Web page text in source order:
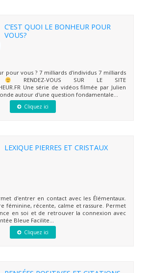
C’EST QUOI LE BONHEUR POUR
VOUS?
pour vous ? 7 milliards d'individus 7 milliards
RENDEZ-VOUS SUR LE SITE
Une série de vidéos filmée par Julien
autour d'une question fondamentale...
Cliquez ici
LEXIQUE PIERRES ET CRISTAUX
d'entrer en contact avec les Élémentaux.
féminine, récente, calme et rassure. Permet
en soi et de retrouver la connexion avec
Bleue Facilite...
Cliquez ici